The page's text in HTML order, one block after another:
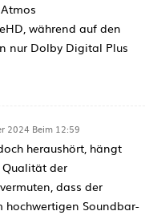
während auf den
nur Dolby Digital Plus
2024 Beim 12:59
heraushört, hängt
Qualität der
dass der
hochwertigen Soundbar-